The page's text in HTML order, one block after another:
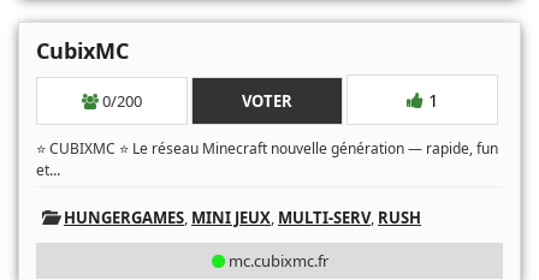
CubixMC
0/200 VOTER 1
⭐ CUBIXMC ⭐ Le réseau Minecraft nouvelle génération — rapide, fun
et...
HUNGERGAMES, MINI JEUX, MULTI-SERV, RUSH
mc.cubixmc.fr